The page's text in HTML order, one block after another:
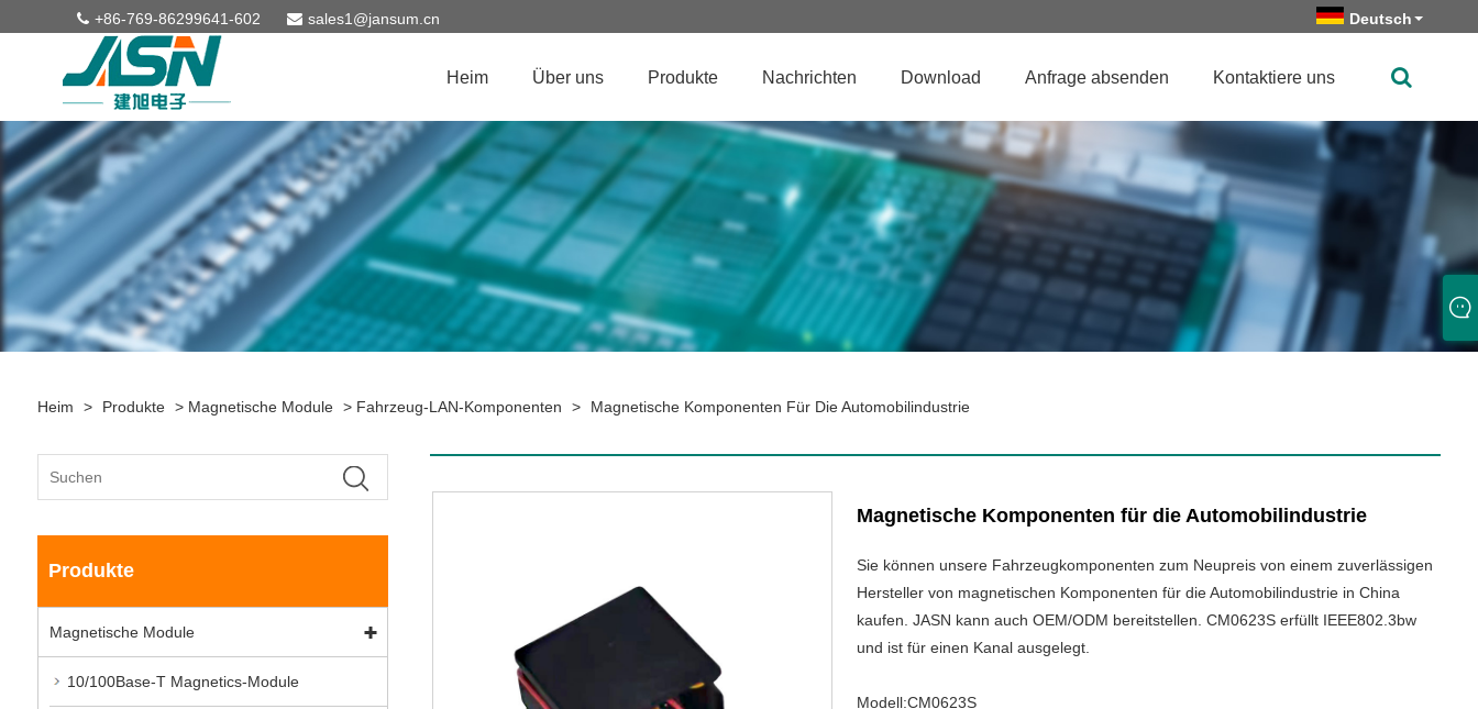
+86-769-86299641-602 sales1@jansum.cn Deutsch
Heim Über uns Produkte Nachrichten Download Anfrage absenden Kontaktiere uns
Heim > Produkte > Magnetische Module > Fahrzeug-LAN-Komponenten > Magnetische Komponenten Für Die Automobilindustrie
Produkte
Magnetische Module
10/100Base-T Magnetics-Module
Magnetische Komponenten für die Automobilindustrie
Sie können unsere Fahrzeugkomponenten zum Neupreis von einem zuverlässigen
Hersteller von magnetischen Komponenten für die Automobilindustrie in China
kaufen. JASN kann auch OEM/ODM bereitstellen. CM0623S erfüllt IEEE802.3bw
und ist für einen Kanal ausgelegt.
Modell:CM0623S